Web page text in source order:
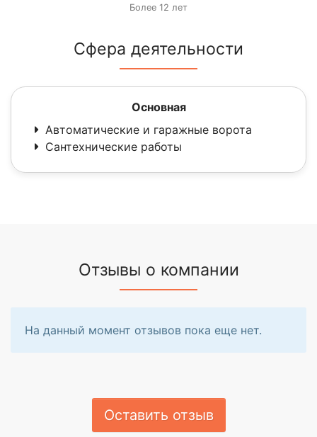
Более 12 лет
Сфера деятельности
Основная
Автоматические и гаражные ворота
Сантехнические работы
Отзывы о компании
На данный момент отзывов пока еще нет.
Оставить отзыв